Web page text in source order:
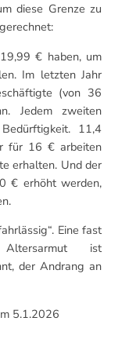
diese Grenze zu
€ haben, um
Im letzten Jahr
(von 36
Jedem zweiten
11,4
für 16 € arbeiten
erhalten. Und der
€ erhöht werden,
Eine fast
Altersarmut ist
der Andrang an
5.1.2026